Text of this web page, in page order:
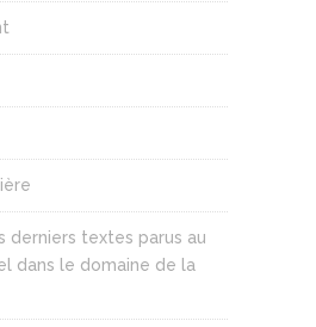
derniers textes parus au
dans le domaine de la